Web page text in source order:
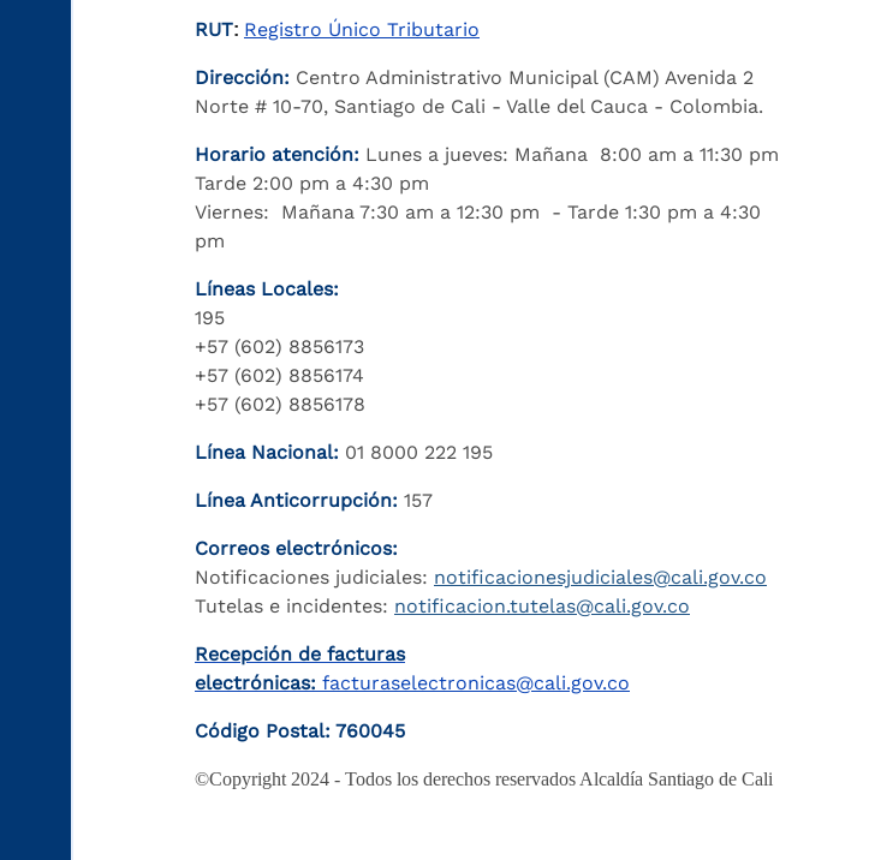
RUT: Registro Único Tributario
Dirección: Centro Administrativo Municipal (CAM) Avenida 2
Norte # 10-70, Santiago de Cali - Valle del Cauca - Colombia.
Horario atención: Lunes a jueves: Mañana 8:00 am a 11:30 pm
Tarde 2:00 pm a 4:30 pm
Viernes: Mañana 7:30 am a 12:30 pm - Tarde 1:30 pm a 4:30
pm
Líneas Locales:
195
+57 (602) 8856173
+57 (602) 8856174
+57 (602) 8856178
Línea Nacional: 01 8000 222 195
Línea Anticorrupción: 157
Correos electrónicos:
Notificaciones judiciales: notificacionesjudiciales@cali.gov.co
Tutelas e incidentes: notificacion.tutelas@cali.gov.co
Recepción de facturas
electrónicas: facturaselectronicas@cali.gov.co
Código Postal: 760045
©Copyright 2024 - Todos los derechos reservados Alcaldía Santiago de Cali